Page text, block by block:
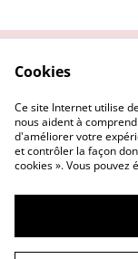
©2026L'Atelier
Cookies
Ce site Internet utilise
nous aident à
d'améliorer votre
et contrôler la façon
cookies ». Vous